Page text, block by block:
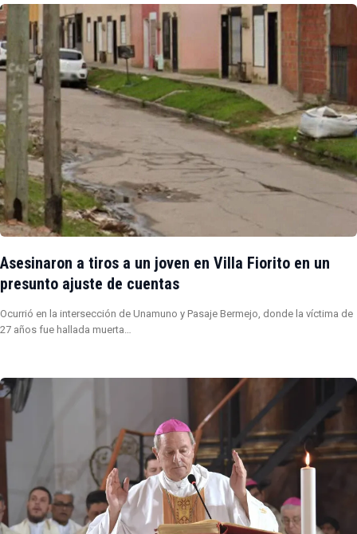
Asesinaron a tiros a un joven en Villa Fiorito en un
presunto ajuste de cuentas
Ocurrió en la intersección de Unamuno y Pasaje Bermejo, donde la víctima de
27 años fue hallada muerta…